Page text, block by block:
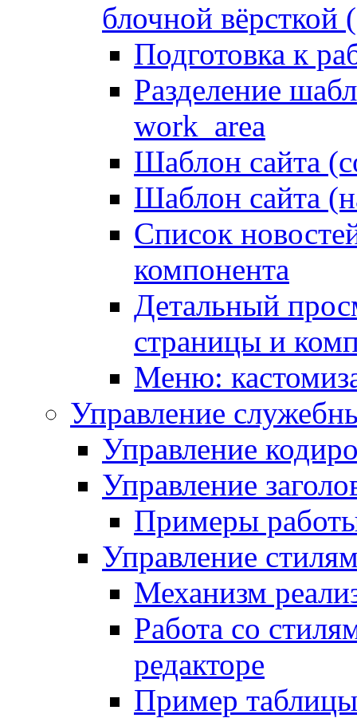
блочной вёрсткой
Подготовка к
Разделение
work_area
Шаблон сайта
Шаблон сайта
Список
компонента
Детальный
страницы и
Меню:
Управление
Управление
Управление
Примеры
Управление
Механизм
Работа со
редакторе
Пример